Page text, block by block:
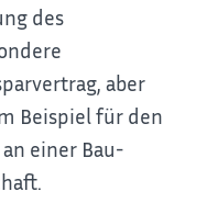
des
aber
Beispiel für den
einer Bau-